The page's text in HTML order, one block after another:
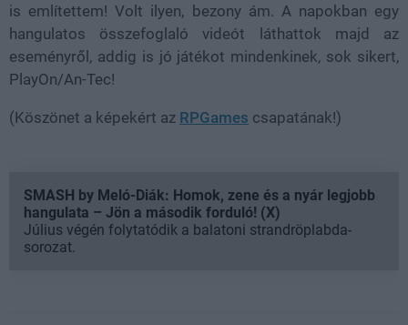
is említettem! Volt ilyen, bezony ám. A napokban egy
hangulatos összefoglaló videót láthattok majd az
eseményről, addig is jó játékot mindenkinek, sok sikert,
PlayOn/An-Tec!
(Köszönet a képekért az RPGames csapatának!)
SMASH by Meló-Diák: Homok, zene és a nyár legjobb
hangulata – Jön a második forduló! (X)
Július végén folytatódik a balatoni strandröplabda-
sorozat.